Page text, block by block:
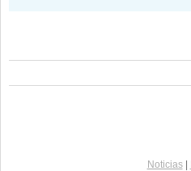
Noticias|